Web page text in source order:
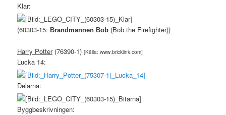
Klar:
(60303-15:Brandmannen Bob (Bob the Firefighter))
Harry Potter(76390-1)[Källa: www.bricklink.com]
Lucka 14:
Delarna:
Byggbeskrivningen: